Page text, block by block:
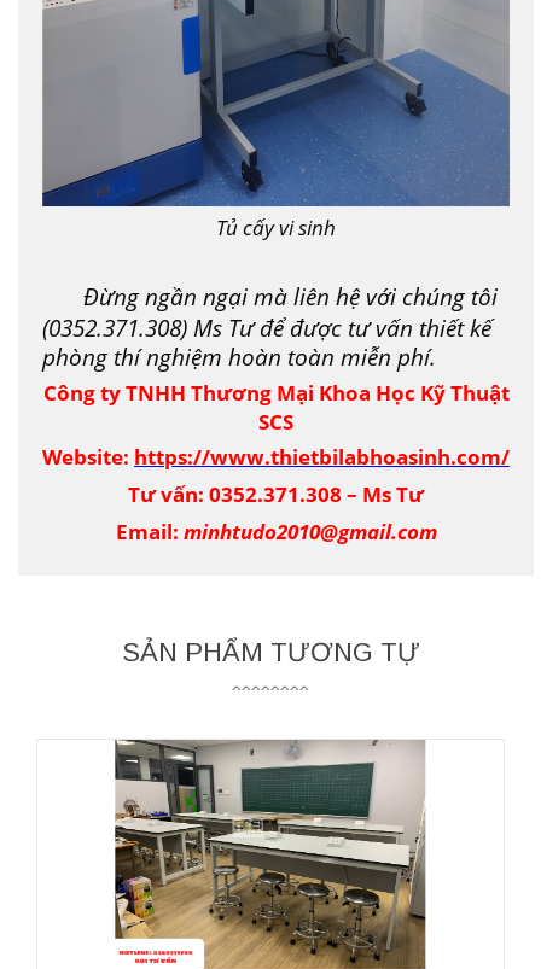
Tủ cấy vi sinh
Đừng ngần ngại mà liên hệ với chúng tôi
(0352.371.308) Ms Tư để được tư vấn thiết kế
phòng thí nghiệm hoàn toàn miễn phí.
Công ty TNHH Thương Mại Khoa Học Kỹ Thuật
SCS
Website: https://www.thietbilabhoasinh.com/
Tư vấn: 0352.371.308 – Ms Tư
Email: minhtudo2010@gmail.com
SẢN PHẨM TƯƠNG TỰ